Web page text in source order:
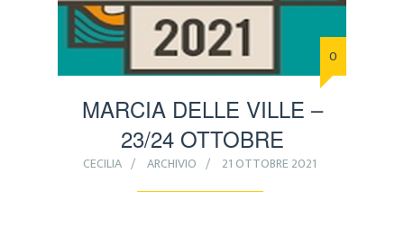
0
MARCIA DELLE VILLE –
23/24 OTTOBRE
CECILIA ARCHIVIO 21 OTTOBRE 2021